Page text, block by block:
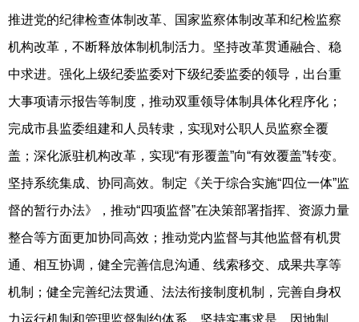
推进党的纪律检查体制改革、国家监察体制改革和纪检监察
机构改革，不断释放体制机制活力。坚持改革贯通融合、稳
中求进。强化上级纪委监委对下级纪委监委的领导，出台重
大事项请示报告等制度，推动双重领导体制具体化程序化；
完成市县监委组建和人员转隶，实现对公职人员监察全覆
盖；深化派驻机构改革，实现“有形覆盖”向“有效覆盖”转变。
坚持系统集成、协同高效。制定《关于综合实施“四位一体”监
督的暂行办法》，推动“四项监督”在决策部署指挥、资源力量
整合等方面更加协同高效；推动党内监督与其他监督有机贯
通、相互协调，健全完善信息沟通、线索移交、成果共享等
机制；健全完善纪法贯通、法法衔接制度机制，完善自身权
力运行机制和管理监督制约体系。坚持实事求是、因地制